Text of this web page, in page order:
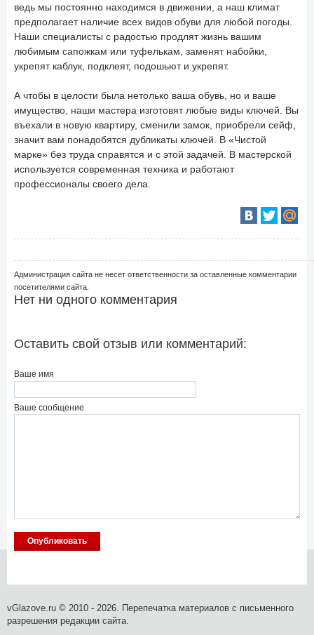
ведь мы постоянно находимся в движении, а наш климат
предполагает наличие всех видов обуви для любой погоды.
Наши специалисты с радостью продлят жизнь вашим
любимым сапожкам или туфелькам, заменят набойки,
укрепят каблук, подклеят, подошьют и укрепят.
А чтобы в целости была нетолько ваша обувь, но и ваше
имущество, наши мастера изготовят любые виды ключей. Вы
въехали в новую квартиру, сменили замок, приобрели сейф,
значит вам понадобятся дубликаты ключей. В «Чистой
марке» без труда справятся и с этой задачей. В мастерской
используется современная техника и работают
профессионалы своего дела.
Администрация сайта не несет ответственности за оставленные комментарии
посетителями сайта.
Нет ни одного комментария
Оставить свой отзыв или комментарий:
Ваше имя
Ваше сообщение
vGlazove.ru © 2010 - 2026. Перепечатка материалов с письменного
разрешения редакции сайта.